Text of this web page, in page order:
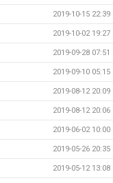
2019-10-15 22:39
2019-10-02 19:27
2019-09-28 07:51
2019-09-10 05:15
2019-08-12 20:09
2019-08-12 20:06
2019-06-02 10:00
2019-05-26 20:35
2019-05-12 13:08